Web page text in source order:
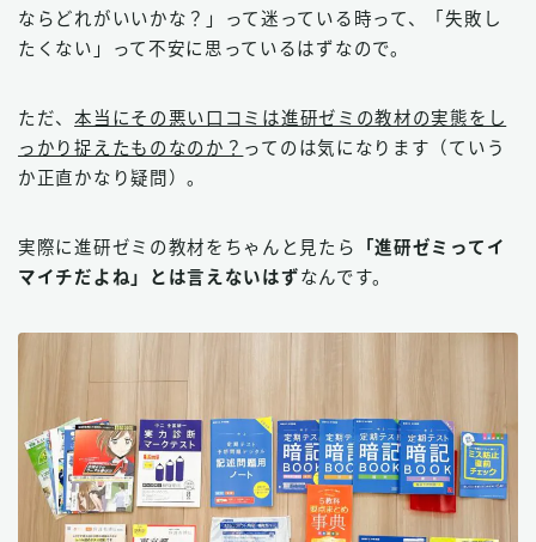
ならどれがいいかな？」って迷っている時って、「失敗し
たくない」って不安に思っているはずなので。
ただ、本当にその悪い口コミは進研ゼミの教材の実態をし
っかり捉えたものなのか？ ってのは気になります（ていう
か正直かなり疑問）。
実際に進研ゼミの教材をちゃんと見たら
「進研ゼミってイ
マイチだよね」とは言えないはずなんです。